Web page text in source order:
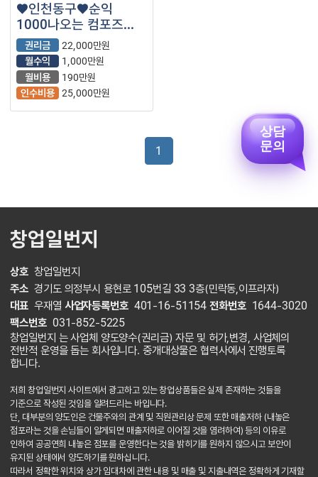
♥인천동구♥순익
1000나오는 컴포즈
매장 나왔습니다.
권리금
22,000만원
월수익
1,000만원
월비용
190만원
인수비용 25,000만원
1
창업일번지
상호 창업일번지
주소 경기도 의정부시 용현로 105번길 33 3층(민락동,이프라자)
대표 우재열 사업자등록번호 401-16-51154 전화번호 1644-3020
팩스번호 031-852-5225
창업일번지 는 사업체 양도양수(권리금) 자문 및 허가,변경, 사업체의
전반적 운영을 돕는 회사입니다. 중개대상물은 협력사에서 진행토록
합니다.
저희 창업일번지 사이트에서 광고하고 있는 창업상품들은 실제 존재하는 것들을
기준으로 작성된 것임을 알려드리는 바입니다.
단, 대부분의 양도인은 건물주와의 관계 및 직원관리상 문제 또한 매출저하 (내놓은
점포라는 것을 손님들이 알게되면 매출저하로 이어질 것을 염려하여) 등의 이유로
인하여 공공연희 내놓은 점포를 운영한다는 것을 밝히기를 원하지 않으시고 보안이
유지된 상태에서 양도하기를 원하십니다.
따라서 정확한 위치와 상가 임대차에 관한 내용 및 매출 및 지출내역은 정확하게 기재할
상담
문의